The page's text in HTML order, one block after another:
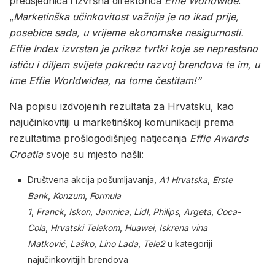
„Marketinška učinkovitost važnija je no ikad prije,
posebice sada, u vrijeme ekonomske nesigurnosti.
Effie Index izvrstan je prikaz tvrtki koje se neprestano
ističu i diljem svijeta pokreću razvoj brendova te im, u
ime Effie Worldwidea, na tome čestitam!“
Na popisu izdvojenih rezultata za Hrvatsku, kao
najučinkovitiji u marketinškoj komunikaciji prema
rezultatima prošlogodišnjeg natjecanja Effie Awards
Croatiasvoje su mjesto našli:
Društvena akcija pošumljavanja, A1 Hrvatska, Erste
Bank, Konzum, Formula
1, Franck, Iskon, Jamnica, Lidl, Philips, Argeta, Coca-
Cola, Hrvatski Telekom, Huawei, Iskrena vina
Matković, Laško, Lino Lada, Tele2u kategoriji
najučinkovitijih brendova